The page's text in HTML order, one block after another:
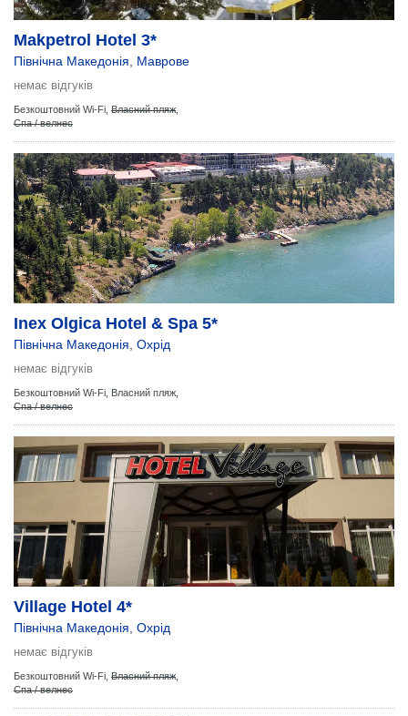
Makpetrol Hotel 3*
Північна Македонія Маврове
немає відгуків
Безкоштовний Wi-Fi, Власний пляж
Спа / велнес
Inex Olgica Hotel & Spa 5*
Північна Македонія Охрід
немає відгуків
Безкоштовний Wi-Fi, Власний пляж,
Спа / велнес
Village Hotel 4*
Північна Македонія Охрід
немає відгуків
Безкоштовний Wi-Fi, Власний пляж
Спа / велнес